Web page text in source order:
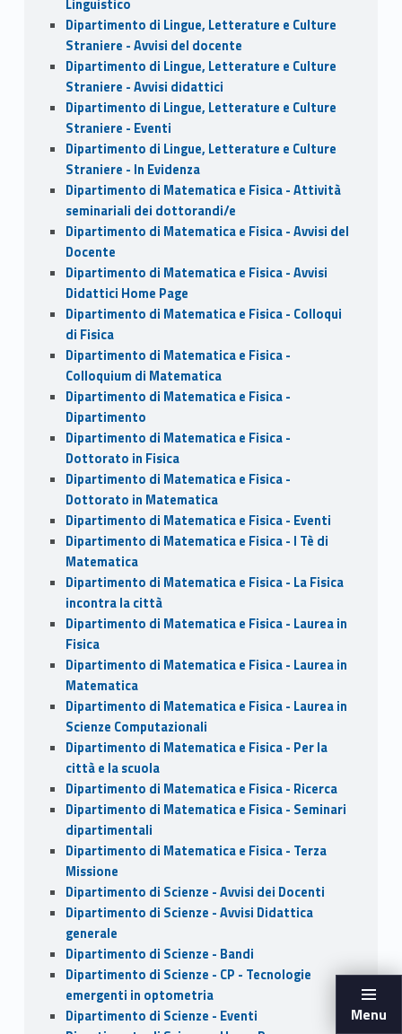
Menu
Linguistico
Dipartimento di Lingue, Letterature e Culture
Straniere - Avvisi del docente
Dipartimento di Lingue, Letterature e Culture
Straniere - Avvisi didattici
Dipartimento di Lingue, Letterature e Culture
Straniere - Eventi
Dipartimento di Lingue, Letterature e Culture
Straniere - In Evidenza
Dipartimento di Matematica e Fisica - Attività
seminariali dei dottorandi/e
Dipartimento di Matematica e Fisica - Avvisi del
Docente
Dipartimento di Matematica e Fisica - Avvisi
Didattici Home Page
Dipartimento di Matematica e Fisica - Colloqui
di Fisica
Dipartimento di Matematica e Fisica -
Colloquium di Matematica
Dipartimento di Matematica e Fisica -
Dipartimento
Dipartimento di Matematica e Fisica -
Dottorato in Fisica
Dipartimento di Matematica e Fisica -
Dottorato in Matematica
Dipartimento di Matematica e Fisica - Eventi
Dipartimento di Matematica e Fisica - I Tè di
Matematica
Dipartimento di Matematica e Fisica - La Fisica
incontra la città
Dipartimento di Matematica e Fisica - Laurea in
Fisica
Dipartimento di Matematica e Fisica - Laurea in
Matematica
Dipartimento di Matematica e Fisica - Laurea in
Scienze Computazionali
Dipartimento di Matematica e Fisica - Per la
città e la scuola
Dipartimento di Matematica e Fisica - Ricerca
Dipartimento di Matematica e Fisica - Seminari
dipartimentali
Dipartimento di Matematica e Fisica - Terza
Missione
Dipartimento di Scienze - Avvisi dei Docenti
Dipartimento di Scienze - Avvisi Didattica
generale
Dipartimento di Scienze - Bandi
Dipartimento di Scienze - CP - Tecnologie
emergenti in optometria
Dipartimento di Scienze - Eventi